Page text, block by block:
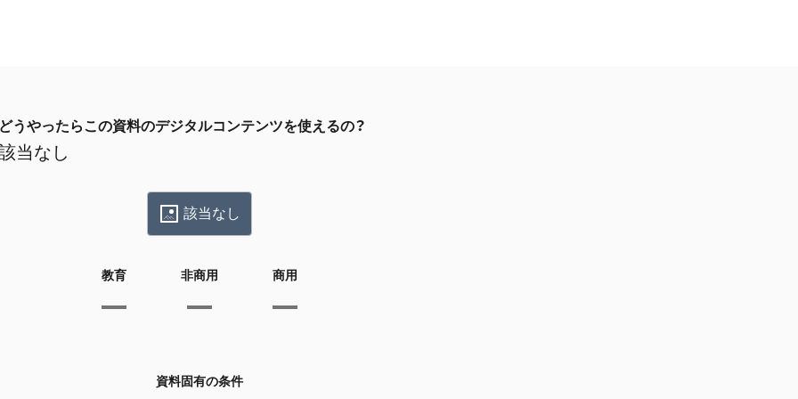
どうやったらこの資料のデジタルコンテンツを使えるの？
当なし
該当なし
教育 非商用 商用
資料固有の条件